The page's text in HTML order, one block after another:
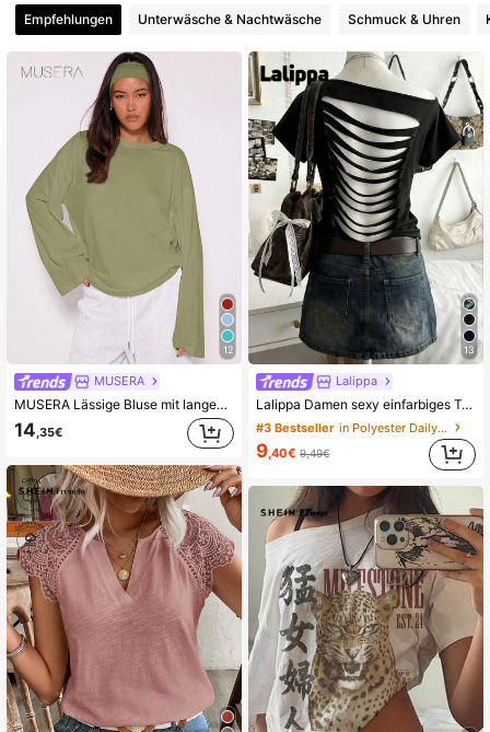
4,62
Empfehlungen Unterwäsche & Nachtwäsche Schmuck & Uhren
12
MUSERA
MUSERA Lässige Bluse mit langen Ärmeln, Kapselgarderobe für den Alltag, oversized Shirts für Flughafen, Winter, elegante Ferien, Frühling, Sommer
14,35€
13
Lalippa
Lalippa Damen sexy einfarbiges T-Shirt mit asymmetrischem Ausschnitt und rückenfreiem Design, Sommer
#3 Bestseller in Polyester Daily Tees
9,40€ 9,49€